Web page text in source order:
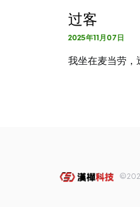
过客
2025年11月07日
我坐在麦当劳